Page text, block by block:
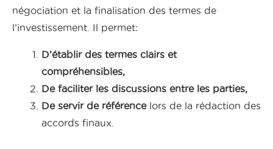
négociation et la finalisation des termes de
l’investissement. Il permet:
D’établir des termes clairs et
compréhensibles,
De faciliter les discussions entre les parties,
De servir de référencelors de la rédaction des
accords finaux.